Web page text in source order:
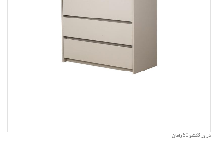
دراور 3کشو 60 رامان